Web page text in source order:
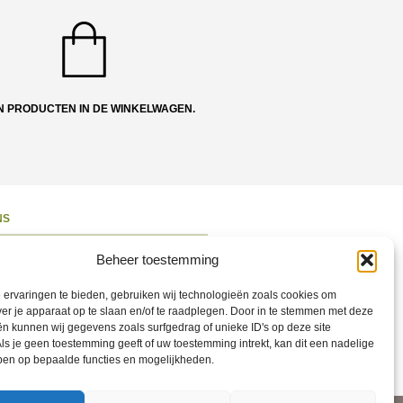
Beheer toestemming
ervaringen te bieden, gebruiken wij technologieën zoals cookies om
je apparaat op te slaan en/of te raadplegen. Door in te stemmen met deze
kunnen wij gegevens zoals surfgedrag of unieke ID's op deze site
je geen toestemming geeft of uw toestemming intrekt, kan dit een nadelige
op bepaalde functies en mogelijkheden.
PRODUCTEN IN DE WINKELWAGEN.
opnemen
op Social